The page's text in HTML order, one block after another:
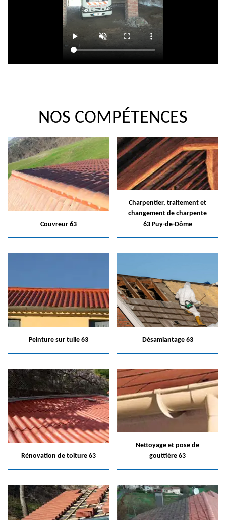
NOS COMPÉTENCES
Couvreur 63
Charpentier, traitement et
changement de charpente
63 Puy-de-Dôme
Peinture sur tuile 63 Désamiantage 63
Rénovation de toiture 63
Nettoyage et pose de
gouttière 63